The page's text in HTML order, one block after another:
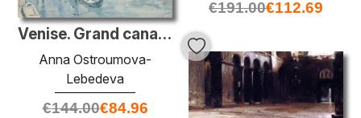
€191.00€112.69
Venise. Grand canal. Jour grise.
Anna Ostroumova-
Lebedeva
€144.00€84.96